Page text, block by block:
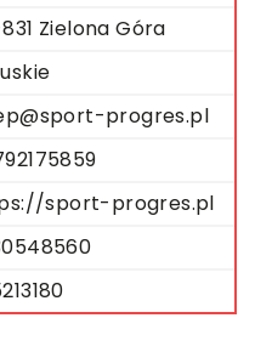
Zielona Góra
progres.pl
sport-progres.pl